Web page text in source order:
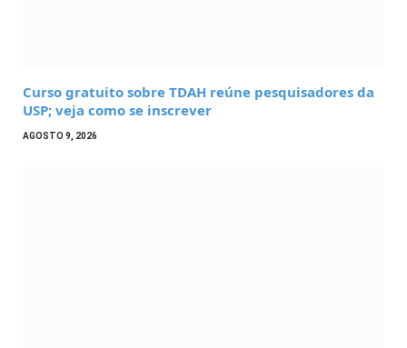
Curso gratuito sobre TDAH reúne pesquisadores da
USP; veja como se inscrever
AGOSTO 9, 2026